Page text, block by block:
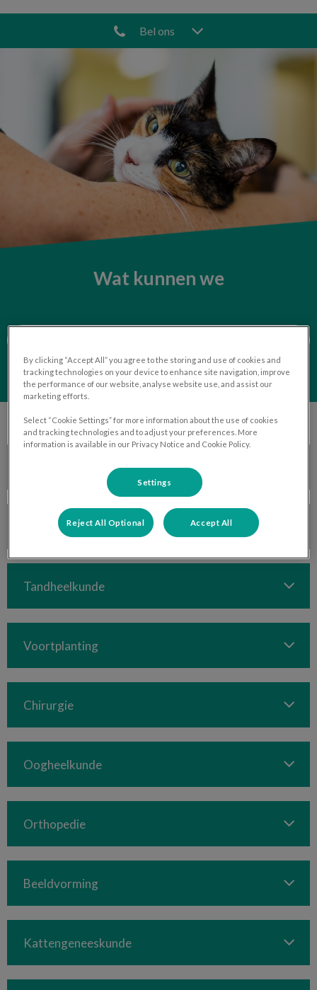
Bel ons
Wat kunnen we
Pijnpoli
Tandheelkunde
Voortplanting
Chirurgie
Oogheelkunde
Orthopedie
Beeldvorming
Kattengeneeskunde
By clicking “Accept All” you agree to the storing and use of cookies and
tracking technologies on your device to enhance site navigation, improve
the performance of our website, analyse website use, and assist our
marketing efforts.
Select “Cookie Settings” for more information about the use of cookies
and tracking technologies and to adjust your preferences. More
information is available in our Privacy Notice and Cookie Policy.
Settings
Reject All Optional Accept All